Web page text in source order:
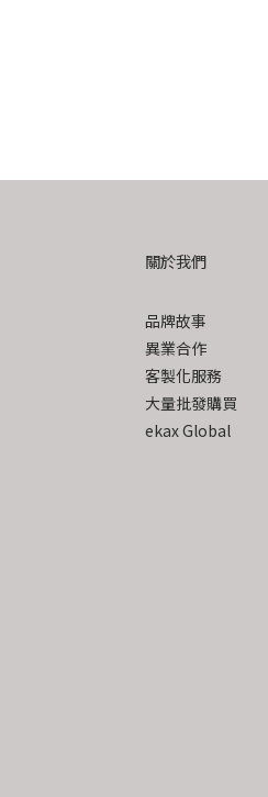
關於我們
品牌故事
異業合作
客製化服務
大量批發購買
ekax Global